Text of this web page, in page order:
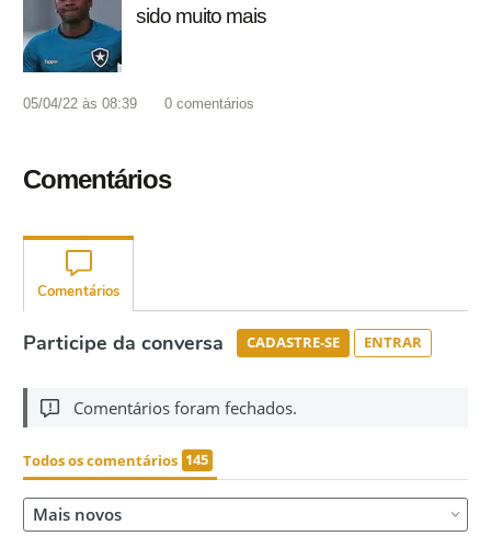
sido muito mais
05/04/22 às 08:39 0 comentários
Comentários